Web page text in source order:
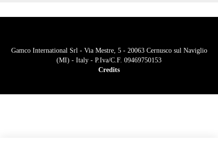
Gamco International Srl - Via Mestre, 5 - 20063 Cernusco sul Naviglio
(MI) - Italy - P.Iva/C.F. 09469750153
Credits